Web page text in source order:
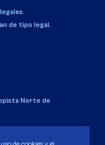
de tipo legal.
Norte de